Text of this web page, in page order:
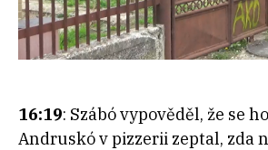
16:19: Szábó vypověděl, že se
Andruskó v pizzerii zeptal, zda